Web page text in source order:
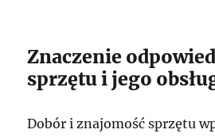
Znaczenie
sprzętu i jego
Dobór i znajomość sprzętu